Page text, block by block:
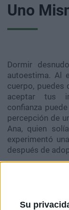
Su
Uno
Dormir
autoestima. Al
cuerpo, puedes
aceptar tus
confianza
percepción de
Ana, quien
experimentó
después de
5.